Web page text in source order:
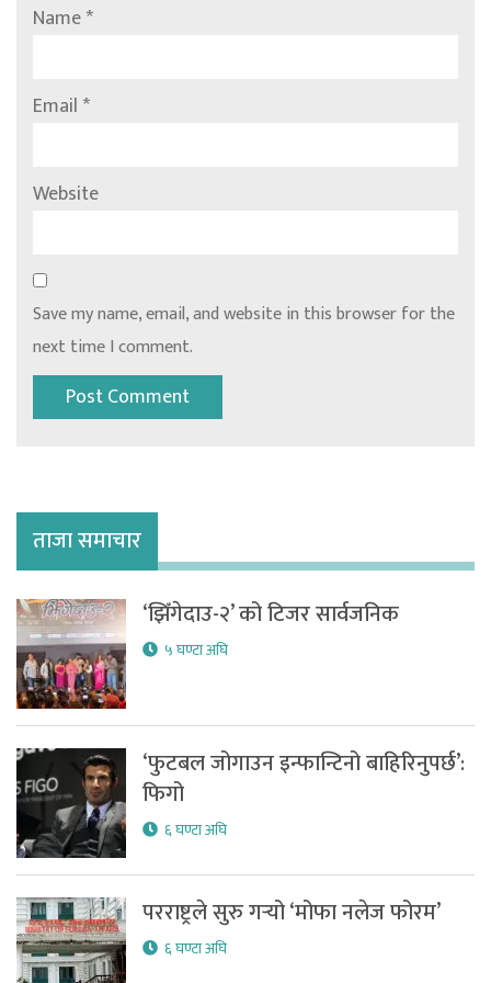
Name*
Email*
Website
Save my name, email, and website in this browser for the
next time I comment.
ताजा समाचार
‘झिँगेदाउ-२’ को टिजर सार्वजनिक
५ घण्टा अघि
‘फुटबल जोगाउन इन्फान्टिनो बाहिरिनुपर्छ’:
फिगो
६ घण्टा अघि
परराष्ट्रले सुरु गर्‍यो ‘मोफा नलेज फोरम’
६ घण्टा अघि